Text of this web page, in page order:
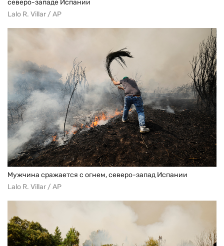
северо-западе Испании
Lalo R. Villar / AP
Мужчина сражается с огнем, северо-запад Испании
Lalo R. Villar / AP